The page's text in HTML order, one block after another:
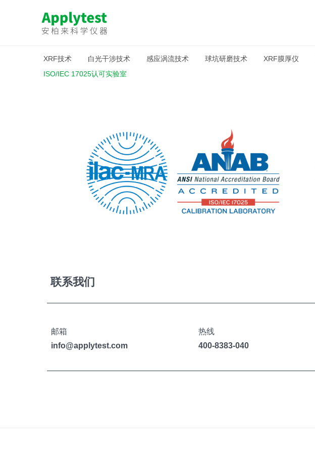
XRF技术 白光干涉技术 感应涡流技术 球坑研磨技术 XRF膜厚仪
ISO/IEC 17025认可实验室
邮箱
info@applytest.com
热线
400-8383-040
联系我们